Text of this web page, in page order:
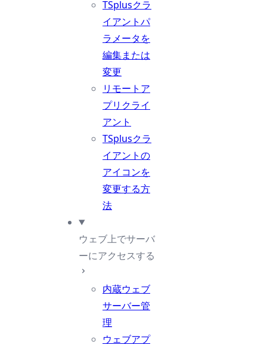
TSplusクラ
イアントパ
ラメータを
編集または
変更
リモートア
プリクライ
アント
TSplusクラ
イアントの
アイコンを
変更する方
法
ウェブ上でサーバ
ーにアクセスする
内蔵ウェブ
サーバー管
理
ウェブアプ